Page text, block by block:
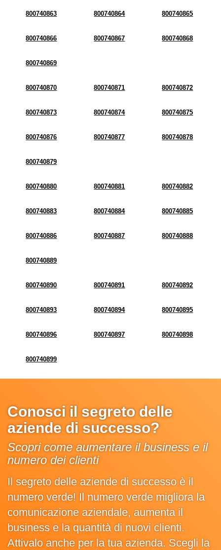
800740863 800740864 800740865
800740866 800740867 800740868
800740869
800740870 800740871 800740872
800740873 800740874 800740875
800740876 800740877 800740878
800740879
800740880 800740881 800740882
800740883 800740884 800740885
800740886 800740887 800740888
800740889
800740890 800740891 800740892
800740893 800740894 800740895
800740896 800740897 800740898
800740899
Conosci il segreto delle
aziende di successo?
Scopri come aumentare il business e il
numero dei clienti
Il segreto delle aziende di successo è il
numero verde! Il numero verde migliora la
comunicazione aziendale, aumenta il
business e la quantità di nuovi clienti.
Attivalo anche per la tua azienda. Scegli la